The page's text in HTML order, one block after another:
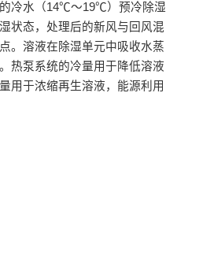
冷水（14℃～19℃）预冷除湿
状态，处理后的新风与回风混
。溶液在除湿单元中吸收水蒸
热泵系统的冷量用于降低溶液
用于浓缩再生溶液，能源利用